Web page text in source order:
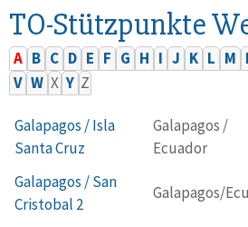
TO-Stützpunkte
A B C D E F G H I J K L M
V W X Y Z
Galapagos / Isla
Santa Cruz
Galapagos /
Ecuador
Galapagos / San
Cristobal 2
Galapagos/